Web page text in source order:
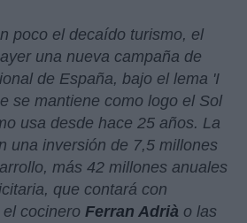
poco el decaído turismo, el
una nueva campaña de
de España, bajo el lema 'I
se mantiene como logo el Sol
usa desde hace 25 años. La
una inversión de 7,5 millones
más 42 millones anuales
que contará con
cocinero Ferran Adrià o las